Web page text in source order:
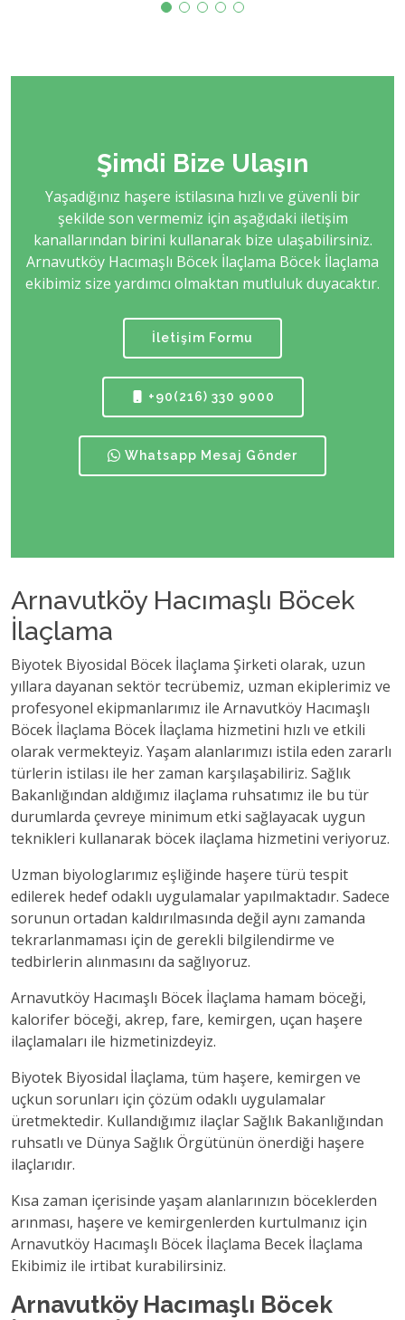
Şimdi Bize Ulaşın
Yaşadığınız haşere istilasına hızlı ve güvenli bir
şekilde son vermemiz için aşağıdaki iletişim
kanallarından birini kullanarak bize ulaşabilirsiniz.
Arnavutköy Hacımaşlı Böcek İlaçlama Böcek İlaçlama
ekibimiz size yardımcı olmaktan mutluluk duyacaktır.
İletişim Formu
+90(216) 330 9000
Whatsapp Mesaj Gönder
Arnavutköy Hacımaşlı Böcek
İlaçlama
Biyotek Biyosidal Böcek İlaçlama Şirketi olarak, uzun
yıllara dayanan sektör tecrübemiz, uzman ekiplerimiz ve
profesyonel ekipmanlarımız ile Arnavutköy Hacımaşlı
Böcek İlaçlama Böcek İlaçlama hizmetini hızlı ve etkili
olarak vermekteyiz. Yaşam alanlarımızı istila eden zararlı
türlerin istilası ile her zaman karşılaşabiliriz. Sağlık
Bakanlığından aldığımız ilaçlama ruhsatımız ile bu tür
durumlarda çevreye minimum etki sağlayacak uygun
teknikleri kullanarak böcek ilaçlama hizmetini veriyoruz.
Uzman biyologlarımız eşliğinde haşere türü tespit
edilerek hedef odaklı uygulamalar yapılmaktadır. Sadece
sorunun ortadan kaldırılmasında değil aynı zamanda
tekrarlanmaması için de gerekli bilgilendirme ve
tedbirlerin alınmasını da sağlıyoruz.
Arnavutköy Hacımaşlı Böcek İlaçlama hamam böceği,
kalorifer böceği, akrep, fare, kemirgen, uçan haşere
ilaçlamaları ile hizmetinizdeyiz.
Biyotek Biyosidal İlaçlama, tüm haşere, kemirgen ve
uçkun sorunları için çözüm odaklı uygulamalar
üretmektedir. Kullandığımız ilaçlar Sağlık Bakanlığından
ruhsatlı ve Dünya Sağlık Örgütünün önerdiği haşere
ilaçlarıdır.
Kısa zaman içerisinde yaşam alanlarınızın böceklerden
arınması, haşere ve kemirgenlerden kurtulmanız için
Arnavutköy Hacımaşlı Böcek İlaçlama Becek İlaçlama
Ekibimiz ile irtibat kurabilirsiniz.
Arnavutköy Hacımaşlı Böcek